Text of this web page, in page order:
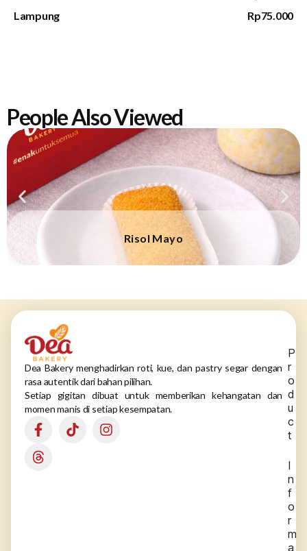
Lampung
Rp75.000
People Also Viewed
Risol Mayo
Dea Bakery menghadirkan roti, kue, dan pastry segar dengan
rasa autentik dari bahan pilihan.
Setiap gigitan dibuat untuk memberikan kehangatan dan
momen manis di setiap kesempatan.
P
r
o
d
u
c
t
I
n
f
o
r
m
a